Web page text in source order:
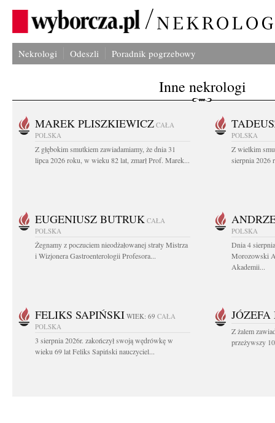
Nekrologi Odeszli Poradnik pogrzebowy
Inne nekrologi
MAREK PLISZKIEWICZ CAŁA
POLSKA
Z głębokim smutkiem zawiadamiamy, że dnia 31
lipca 2026 roku, w wieku 82 lat, zmarł Prof. Marek...
POLSKA
Z wielkim
sierpnia 2026
EUGENIUSZ BUTRUK CAŁA
POLSKA
Żegnamy z poczuciem nieodżałowanej straty Mistrza
i Wizjonera Gastroenterologii Profesora...
POLSKA
Dnia 4
Morozowski
Akademii...
FELIKS SAPIŃSKI WIEK: 69 CAŁA
POLSKA
3 sierpnia 2026r. zakończył swoją wędrówkę w
wieku 69 lat Feliks Sapiński nauczyciel...
Z żalem
przeżywszy